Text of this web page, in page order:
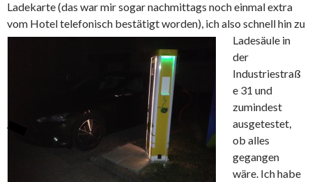
Ladekarte (das war mir sogar nachmittags noch einmal extra
vom Hotel telefonisch bestätigt worden), ich also schnell hin zu
Ladesäule in
der
Industriestraß
e 31 und
zumindest
ausgetestet,
ob alles
gegangen
wäre. Ich habe